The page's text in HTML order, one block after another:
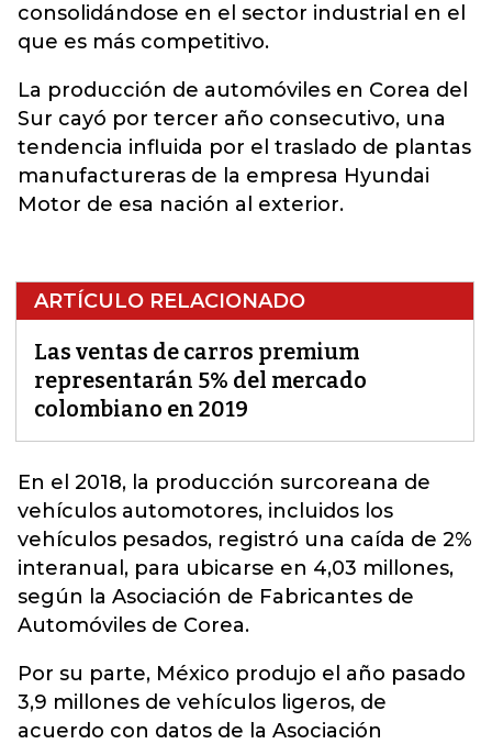
consolidándose en el sector industrial en el
que es más competitivo.
La producción de automóviles en Corea del
Sur cayó por tercer año consecutivo, una
tendencia influida por el traslado de plantas
manufactureras de la empresa Hyundai
Motor de esa nación al exterior.
ARTÍCULO RELACIONADO
Las ventas de carros premium
representarán 5% del mercado
colombiano en 2019
En el 2018, la producción surcoreana de
vehículos automotores, incluidos los
vehículos pesados, registró una caída de 2%
interanual, para ubicarse en 4,03 millones,
según la Asociación de Fabricantes de
Automóviles de Corea.
Por su parte, México produjo el año pasado
3,9 millones de vehículos ligeros, de
acuerdo con datos de la Asociación